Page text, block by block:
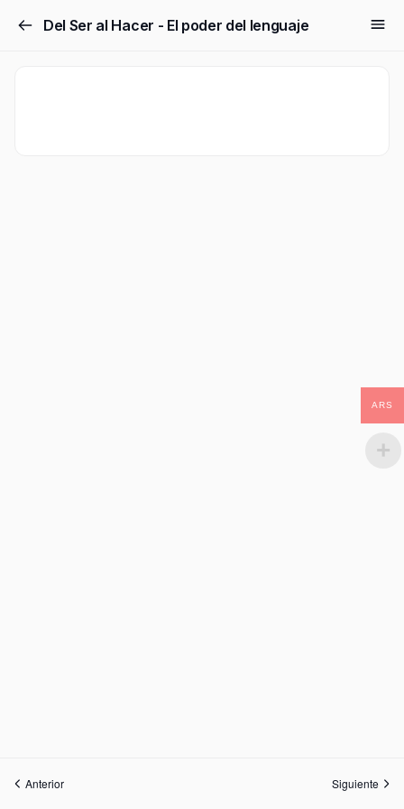
Del Ser al Hacer - El poder del lenguaje
Anterior Siguiente
ARS